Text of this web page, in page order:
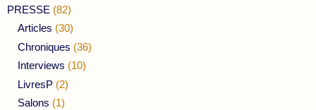
PRESSE (82)
Articles (30)
Chroniques (36)
Interviews (10)
LivresP (2)
Salons (1)